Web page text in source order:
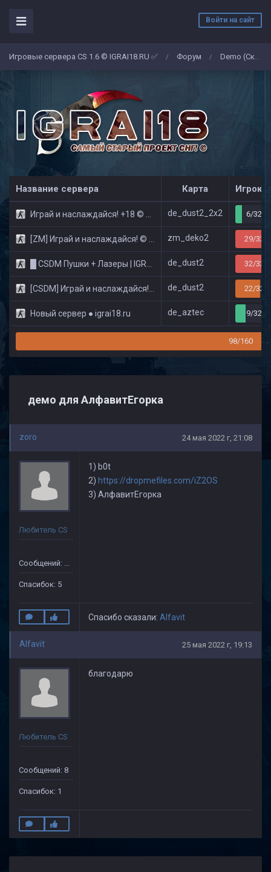
Войти на сайт
Игровые сервера CS 1.6 © IGRAI18.RU ✅ / Форум / Demo (Скриншоты)
Название сервера Карта
Играй и наслаждайся! +18 © Public de_dust2_2x2 6/32
[ZM] Играй и наслаждайся! © Zombie Show zm_deko2 29/32
█ CSDM Пушки + Лазеры | IGRAI18.RU ツ █ de_dust2 32/32
[CSDM] Играй и наслаждайся! © Classic de_dust2 22/32
Новый сервер ● igrai18.ru de_aztec 9/32
98/160
демо для АлфавитЕгорка
zoro 24 мая 2022 г, 21:08
Любитель CS
Сообщений: 43
Спасибок: 5
1) b0t
2) https://dropmefiles.com/iZ2OS
3) АлфавитЕгорка
Спасибо сказали: Alfavit
Alfavit 25 мая 2022 г, 19:13
Любитель CS
Сообщений: 8
Спасибок: 1
благодарю